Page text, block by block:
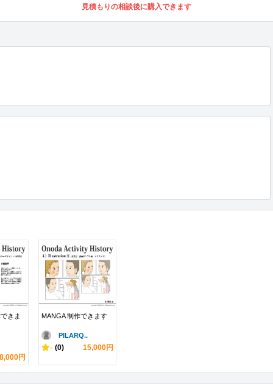
見積もりの相談後に購入できます
きま
8,000円
MANGA 制作できます
PILARQ..
- (0) 15,000円